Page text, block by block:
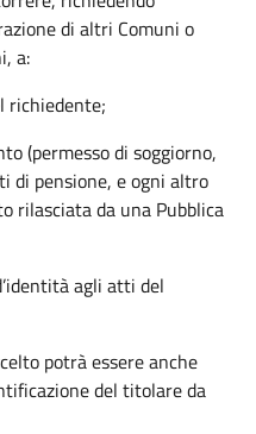
di altri Comuni o
a:
richiedente;
(permesso di soggiorno,
di pensione, e ogni altro
rilasciata da una Pubblica
agli atti del
potrà essere anche
del titolare da